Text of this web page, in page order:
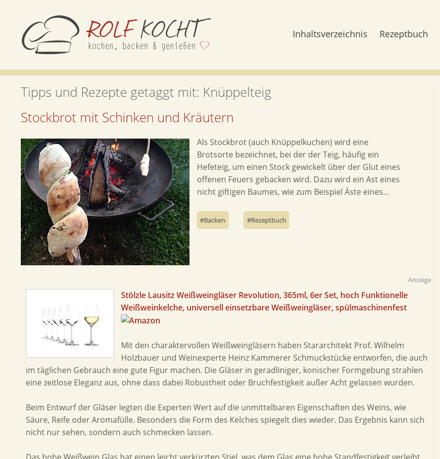
Inhaltsverzeichnis Rezeptbuch
Tipps und Rezepte getaggt mit: Knüppelteig
Stockbrot mit Schinken und Kräutern
Als Stockbrot (auch Knüppelkuchen) wird eine
Brotsorte bezeichnet, bei der der Teig, häufig ein
Hefeteig, um einen Stock gewickelt über der Glut eines
offenen Feuers gebacken wird. Dazu wird ein Ast eines
nicht giftigen Baumes, wie zum Beispiel Äste eines…
Backen Rezeptbuch
Anzeige
Stölzle Lausitz Weißweingläser Revolution, 365ml, 6er Set, hoch Funktionelle
Weißweinkelche, universell einsetzbare Weißweingläser, spülmaschinenfest
Mit den charaktervollen Weißweingläsern haben Stararchitekt Prof. Wilhelm
Holzbauer und Weinexperte Heinz Kammerer Schmuckstücke entworfen, die auch
im täglichen Gebrauch eine gute Figur machen. Die Gläser in geradliniger, konischer Formgebung strahlen
eine zeitlose Eleganz aus, ohne dass dabei Robustheit oder Bruchfestigkeit außer Acht gelassen wurden.
Beim Entwurf der Gläser legten die Experten Wert auf die unmittelbaren Eigenschaften des Weins, wie
Säure, Reife oder Aromafülle. Besonders die Form des Kelches spiegelt dies wieder. Das Ergebnis kann sich
nicht nur sehen, sondern auch schmecken lassen.